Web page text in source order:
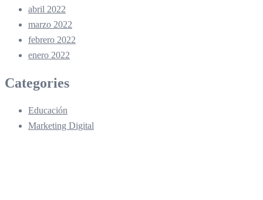
abril 2022
marzo 2022
febrero 2022
enero 2022
Categories
Educación
Marketing Digital